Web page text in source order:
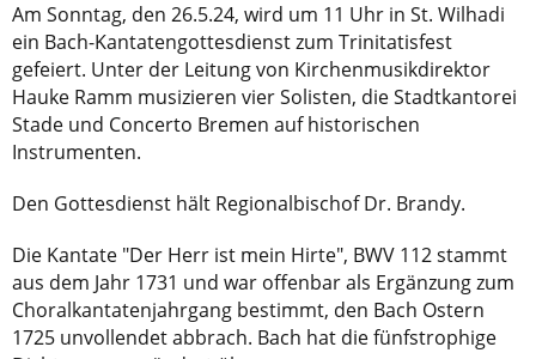
Am Sonntag, den 26.5.24, wird um 11 Uhr in St. Wilhadi
ein Bach-Kantatengottesdienst zum Trinitatisfest
gefeiert. Unter der Leitung von Kirchenmusikdirektor
Hauke Ramm musizieren vier Solisten, die Stadtkantorei
Stade und Concerto Bremen auf historischen
Instrumenten.
Den Gottesdienst hält Regionalbischof Dr. Brandy.
Die Kantate "Der Herr ist mein Hirte", BWV 112 stammt
aus dem Jahr 1731 und war offenbar als Ergänzung zum
Choralkantatenjahrgang bestimmt, den Bach Ostern
1725 unvollendet abbrach. Bach hat die fünfstrophige